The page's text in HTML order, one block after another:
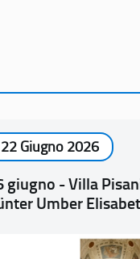
22 Giugno 2026
giugno - Villa
Umber